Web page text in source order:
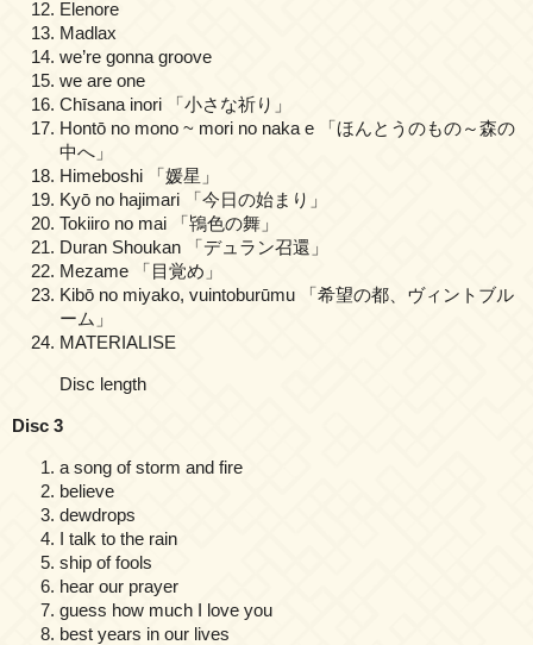
Elenore
Madlax
we’re gonna groove
we are one
Chīsana inori 「小さな祈り」
Hontō no mono ~ mori no naka e 「ほんとうのもの～森の
中へ」
Himeboshi 「媛星」
Kyō no hajimari 「今日の始まり」
Tokiiro no mai 「鴇色の舞」
Duran Shoukan 「デュラン召還」
Mezame 「目覚め」
Kibō no miyako, vuintoburūmu 「希望の都、ヴィントブル
ーム」
MATERIALISE
Disc length
Disc 3
a song of storm and fire
believe
dewdrops
I talk to the rain
ship of fools
hear our prayer
guess how much I love you
best years in our lives